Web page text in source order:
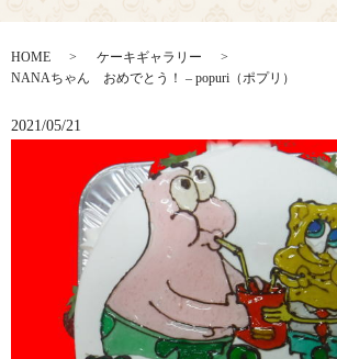
HOME
ケーキギャラリー
NANAちゃん おめでとう！ – popuri（ポプリ）
2021/05/21